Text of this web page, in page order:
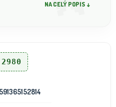
NA CELÝ POPIS ↓
2980